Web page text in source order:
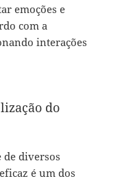
emoções e
com a
interações
do
de diversos
é um dos